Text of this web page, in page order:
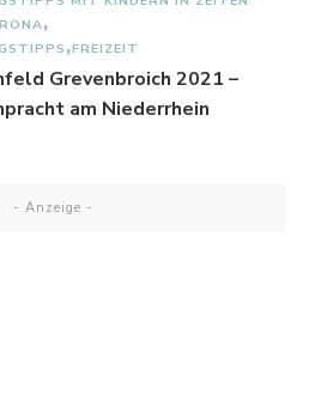
FREIZEIT
Grevenbroich 2021 –
am Niederrhein
- Anzeige -